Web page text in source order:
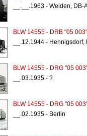
__.__.1963 - Weiden,
BLW 14555 - DRB "05 003"
__.12.1944 - Hennigsdorf,
BLW 14555 - DRG "05
__.03.1935 - ?
BLW 14555 - DRG "05
__.02.1935 - Berlin